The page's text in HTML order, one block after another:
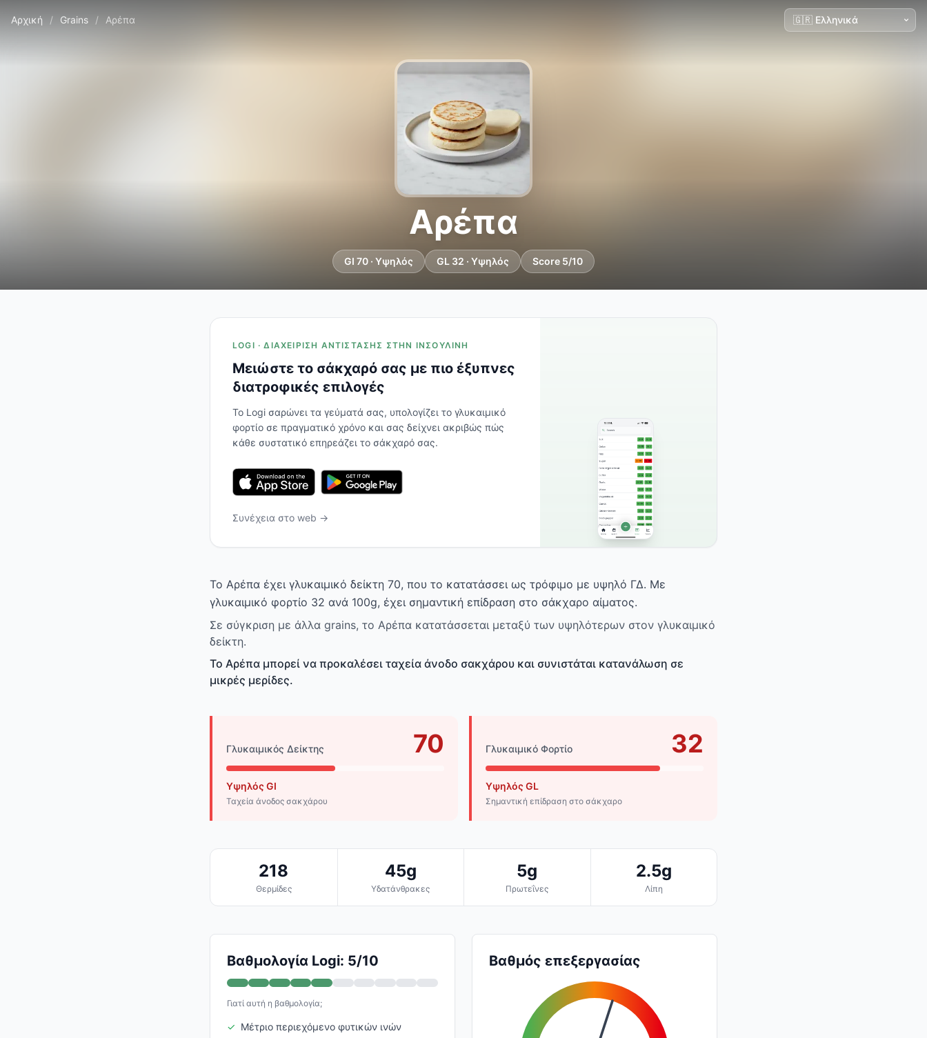
Αρχική / Grains / Αρέπα
Αρέπα
GI 70 · Υψηλός GL 32 · Υψηλός Score 5/10
LOGI · ΔΙΑΧΕΊΡΙΣΗ ΑΝΤΊΣΤΑΣΗΣ ΣΤΗΝ ΙΝΣΟΥΛΊΝΗ
Μειώστε το σάκχαρό σας με πιο έξυπνες
διατροφικές επιλογές
Το Logi σαρώνει τα γεύματά σας, υπολογίζει το γλυκαιμικό
φορτίο σε πραγματικό χρόνο και σας δείχνει ακριβώς πώς
κάθε συστατικό επηρεάζει το σάκχαρό σας.
Συνέχεια στο web →
Το Αρέπα έχει γλυκαιμικό δείκτη 70, που το κατατάσσει ως τρόφιμο με υψηλό ΓΔ. Με
γλυκαιμικό φορτίο 32 ανά 100g, έχει σημαντική επίδραση στο σάκχαρο αίματος.
Σε σύγκριση με άλλα grains, το Αρέπα κατατάσσεται μεταξύ των υψηλότερων στον γλυκαιμικό
δείκτη.
Το Αρέπα μπορεί να προκαλέσει ταχεία άνοδο σακχάρου και συνιστάται κατανάλωση σε
μικρές μερίδες.
Γλυκαιμικός Δείκτης 70
Υψηλός GI
Ταχεία άνοδος σακχάρου
Γλυκαιμικό Φορτίο 32
Υψηλός GL
Σημαντική επίδραση στο σάκχαρο
218
Θερμίδες
45g
Υδατάνθρακες
5g
Πρωτεΐνες
2.5g
Λίπη
Βαθμολογία Logi: 5/10
Γιατί αυτή η βαθμολογία;
✓ Μέτριο περιεχόμενο φυτικών ινών
Βαθμός επεξεργασίας